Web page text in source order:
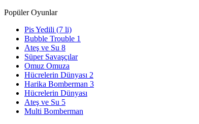
Popüler Oyunlar
Pis Yedili (7 li)
Bubble Trouble 1
Ateş ve Su 8
Süper Savaşçılar
Omuz Omuza
Hücrelerin Dünyası 2
Harika Bomberman 3
Hücrelerin Dünyası
Ateş ve Su 5
Multi Bomberman